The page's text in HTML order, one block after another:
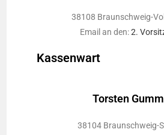
38108 Braunschweig-
Email an den:2.
Kassenwart
Torsten
38104 Braunschweig-